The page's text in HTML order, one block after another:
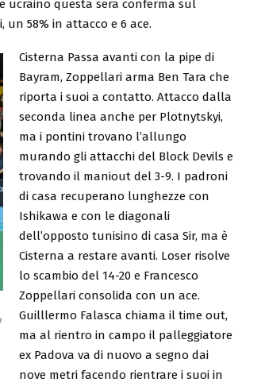
ucraino questa sera conferma sul
58% in attacco e 6 ace.
Cisterna Passa avanti con la pipe di
Bayram, Zoppellari arma Ben Tara che
riporta i suoi a contatto. Attacco dalla
seconda linea anche per Plotnytskyi,
ma i pontini trovano l’allungo
murando gli attacchi del Block Devils e
trovando il maniout del 3-9. I padroni
di casa recuperano lunghezze con
Ishikawa e con le diagonali
dell’opposto tunisino di casa Sir, ma è
Cisterna a restare avanti. Loser risolve
lo scambio del 14-20 e Francesco
Zoppellari consolida con un ace.
Guilllermo Falasca chiama il time out,
ma al rientro in campo il palleggiatore
ex Padova va di nuovo a segno dai
nove metri facendo rientrare i suoi in